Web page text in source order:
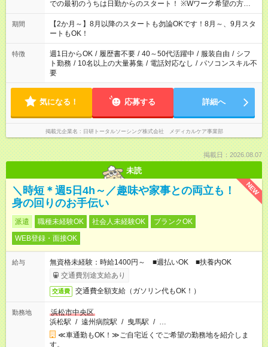
での最初のうちは日勤からのスタート！ ※Wワーク希望の方へ
今ご覧のお仕事で希望する勤務時間と、もう1つのお仕事の勤務
時間。 合計で週40時間を超える場合は応募できません。
期間
【2か月～】8月以降のスタートも勿論OKです！8月～、9月スタ
ートもOK！
特徴 週1日からOK / 履歴書不要 / 40～50代活躍中 / 服装自由 / シフ
ト勤務 / 10名以上の大量募集 / 電話対応なし / パソコンスキル不
要
気になる！ 応募する 詳細へ
掲載元企業名 日研トータルソーシング株式会社 メディカルケア事業部
掲載日：2026.08.07
未読
NEW
＼時短＊週5日4h～／趣味や家事との両立も！
身の回りのお手伝い
派遣 職種未経験OK 社会人未経験OK
ブランクOK
WEB登録・面接OK
給与
無資格未経験：時給1400円～ ■週払いOK ■扶養内OK
交通費別途支給あり
交通費 交通費全額支給（ガソリン代もOK！）
勤務地
浜松市中央区
浜松駅 / 遠州病院駅 / 曳馬駅 / …
≪車通勤もOK！≫ご自宅近くでご希望の勤務地を紹介しま
す。